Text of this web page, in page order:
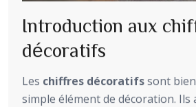
Introduction aux
décoratifs
Les chiffres décoratifssont
simple élément de décoration.